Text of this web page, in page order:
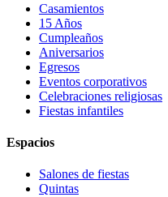
Casamientos
15 Años
Cumpleaños
Aniversarios
Egresos
Eventos corporativos
Celebraciones religiosas
Fiestas infantiles
Espacios
Salones de fiestas
Quintas